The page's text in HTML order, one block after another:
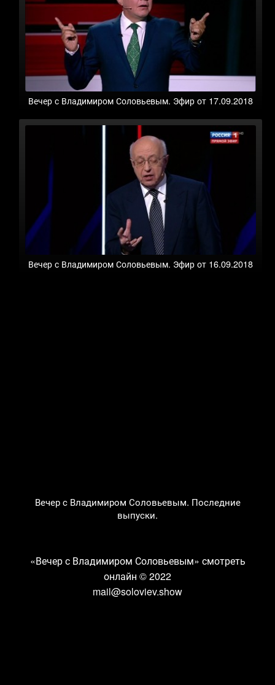
Вечер с Владимиром Соловьевым. Эфир от 17.09.2018
Вечер с Владимиром Соловьевым. Эфир от 16.09.2018
Вечер с Владимиром Соловьевым. Последние
выпуски.
«Вечер с Владимиром Соловьевым» смотреть
онлайн © 2022
mail@soloviev.show